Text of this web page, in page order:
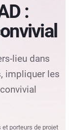
:
lieu dans
impliquer les
et porteurs de projet